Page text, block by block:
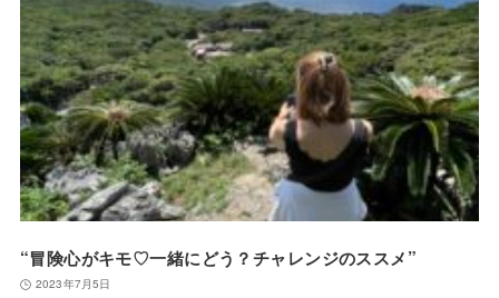
“冒険心がキモ♡一緒にどう？チャレンジのススメ”
2023年7月5日